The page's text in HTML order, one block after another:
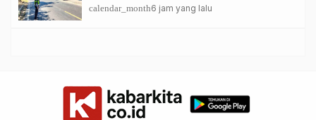
Arus di Depan SPBU Kota Enrekang
calendar_month6 jam yang lalu